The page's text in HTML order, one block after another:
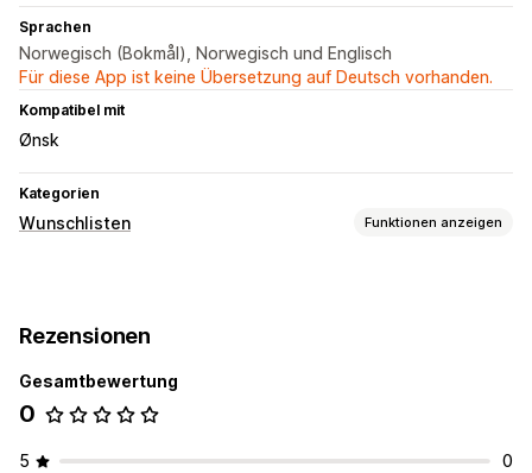
Sprachen
Norwegisch (Bokmål), Norwegisch und Englisch
Für diese App ist keine Übersetzung auf Deutsch vorhanden.
Kompatibel mit
Ønsk
Kategorien
Wunschlisten Funktionen anzeigen
Für später speichern
Listenverwaltung
Freigabelinks Mehrere Listen
Rezensionen
Gesamtbewertung
0
5
0